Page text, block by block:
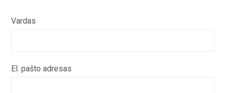
Vardas
El. pašto adresas